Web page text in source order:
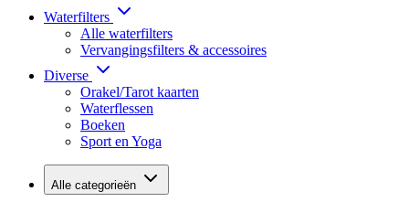
Waterfilters
Alle waterfilters
Vervangingsfilters & accessoires
Diverse
Orakel/Tarot kaarten
Waterflessen
Boeken
Sport en Yoga
Alle categorieën